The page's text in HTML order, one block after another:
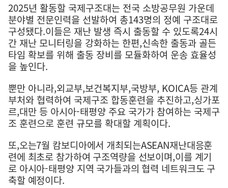
2025년 활동할 국제구조대는 전국 소방공무원 가운데
분야별 전문인력을 선발하여 총143명의 정예 구조대로
구성됐다.이들은 재난 발생 즉시 출동할 수 있도록24시
간 재난 모니터링을 강화하는 한편,신속한 출동과 골든
타임 확보를 위해 출동 장비를 모듈화하여 운송 효율성
을 높인다.
뿐만 아니라,외교부,보건복지부,국방부, KOICA등 관계
부처와 협력하여 국제구조 합동훈련을 추진하고,싱가포
르,대만 등 아시아-태평양 주요 국가가 참여하는 국제구
조 훈련으로 훈련 규모를 확대할 계획이다.
또,오는7월 캄보디아에서 개최되는ASEAN재난대응훈
련에 최초로 참가하여 구조역량을 선보이며,이를 계기
로 아시아-태평양 지역 국가들과의 협력 네트워크도 구
축할 예정이다.